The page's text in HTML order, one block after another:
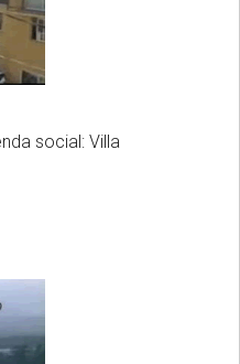
social: Villa